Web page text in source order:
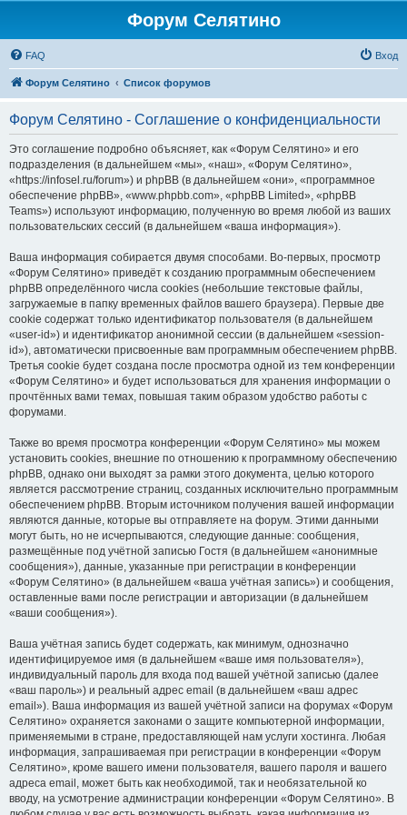
Форум Селятино
FAQ Вход
Форум Селятино Список форумов
Форум Селятино - Соглашение о конфиденциальности
Это соглашение подробно объясняет, как «Форум Селятино» и его
подразделения (в дальнейшем «мы», «наш», «Форум Селятино»,
«https://infosel.ru/forum») и phpBB (в дальнейшем «они», «программное
обеспечение phpBB», «www.phpbb.com», «phpBB Limited», «phpBB
Teams») используют информацию, полученную во время любой из ваших
пользовательских сессий (в дальнейшем «ваша информация»).
Ваша информация собирается двумя способами. Во-первых, просмотр
«Форум Селятино» приведёт к созданию программным обеспечением
phpBB определённого числа cookies (небольшие текстовые файлы,
загружаемые в папку временных файлов вашего браузера). Первые две
cookie содержат только идентификатор пользователя (в дальнейшем
«user-id») и идентификатор анонимной сессии (в дальнейшем «session-
id»), автоматически присвоенные вам программным обеспечением phpBB.
Третья cookie будет создана после просмотра одной из тем конференции
«Форум Селятино» и будет использоваться для хранения информации о
прочтённых вами темах, повышая таким образом удобство работы с
форумами.
Также во время просмотра конференции «Форум Селятино» мы можем
установить cookies, внешние по отношению к программному обеспечению
phpBB, однако они выходят за рамки этого документа, целью которого
является рассмотрение страниц, созданных исключительно программным
обеспечением phpBB. Вторым источником получения вашей информации
являются данные, которые вы отправляете на форум. Этими данными
могут быть, но не исчерпываются, следующие данные: сообщения,
размещённые под учётной записью Гостя (в дальнейшем «анонимные
сообщения»), данные, указанные при регистрации в конференции
«Форум Селятино» (в дальнейшем «ваша учётная запись») и сообщения,
оставленные вами после регистрации и авторизации (в дальнейшем
«ваши сообщения»).
Ваша учётная запись будет содержать, как минимум, однозначно
идентифицируемое имя (в дальнейшем «ваше имя пользователя»),
индивидуальный пароль для входа под вашей учётной записью (далее
«ваш пароль») и реальный адрес email (в дальнейшем «ваш адрес
email»). Ваша информация из вашей учётной записи на форумах «Форум
Селятино» охраняется законами о защите компьютерной информации,
применяемыми в стране, предоставляющей нам услуги хостинга. Любая
информация, запрашиваемая при регистрации в конференции «Форум
Селятино», кроме вашего имени пользователя, вашего пароля и вашего
адреса email, может быть как необходимой, так и необязательной ко
вводу, на усмотрение администрации конференции «Форум Селятино». В